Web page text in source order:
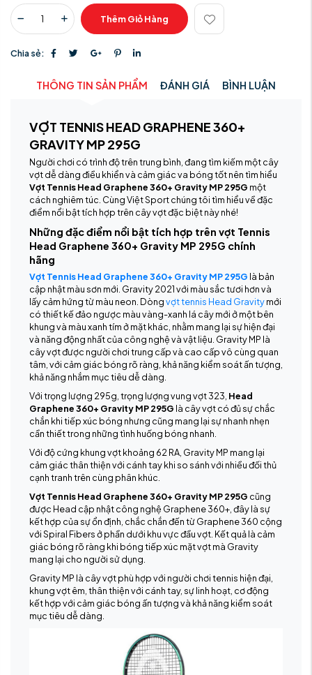
Thêm Giỏ Hàng
Chia sẻ:
THÔNG TIN SẢN PHẨM ĐÁNH GIÁ BÌNH LUẬN
VỢT TENNIS HEAD GRAPHENE 360+
GRAVITY MP 295G
Người chơi có trình độ trên trung bình, đang tìm kiếm một cây
vợt dễ dàng điều khiển và cảm giác va bóng tốt nên tìm hiểu
Vợt Tennis Head Graphene 360+ Gravity MP 295G một
cách nghiêm túc. Cùng Việt Sport chúng tôi tìm hiểu về đặc
điểm nổi bật tích hợp trên cây vợt đặc biệt này nhé!
Những đặc điểm nổi bật tích hợp trên vợt Tennis
Head Graphene 360+ Gravity MP 295G chính
hãng
Vợt Tennis Head Graphene 360+ Gravity MP 295G là bản
cập nhật màu sơn mới. Gravity 2021 với màu sắc tươi hơn và
lấy cảm hứng từ màu neon. Dòngvợt tennis Head Gravitymới
có thiết kế đảo ngược màu vàng-xanh lá cây mới ở một bên
khung và màu xanh tím ở mặt khác, nhằm mang lại sự hiện đại
và năng động nhất của công nghệ và vật liệu. Gravity MP là
cây vợt được người chơi trung cấp và cao cấp vô cùng quan
tâm, với cảm giác bóng rõ ràng, khả năng kiểm soát ấn tượng,
khả năng nhắm mục tiêu dễ dàng.
Với trọng lượng 295g, trọng lượng vung vợt 323, Head
Graphene 360+ Gravity MP 295G là cây vợt có đủ sự chắc
chắn khi tiếp xúc bóng nhưng cũng mang lại sự nhanh nhẹn
cần thiết trong những tình huống bóng nhanh.
Với độ cứng khung vợt khoảng 62 RA, Gravity MP mang lại
cảm giác thân thiện với cánh tay khi so sánh với nhiều đối thủ
cạnh tranh trên cùng phân khúc.
Vợt Tennis Head Graphene 360+ Gravity MP 295G cũng
được Head cập nhật công nghệ Graphene 360+, đây là sự
kết hợp của sự ổn định, chắc chắn đến từ Graphene 360 cộng
với Spiral Fibers ở phần dưới khu vực đầu vợt. Kết quả là cảm
giác bóng rõ ràng khi bóng tiếp xúc mặt vợt mà Gravity
mang lại cho người sử dụng.
Gravity MP là cây vợt phù hợp với người chơi tennis hiện đại,
khung vợt êm, thân thiện với cánh tay, sự linh hoạt, cơ động
kết hợp với cảm giác bóng ấn tượng và khả năng kiểm soát
mục tiêu dễ dàng.